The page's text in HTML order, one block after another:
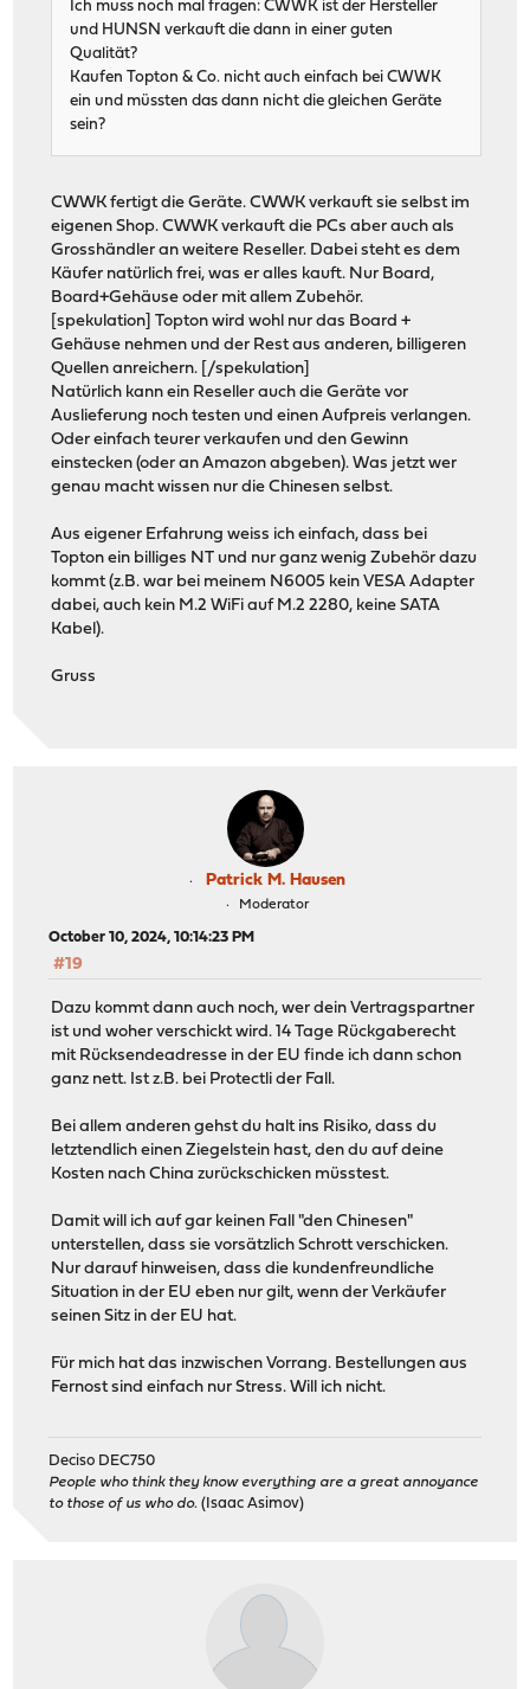
Ich muss noch mal fragen: CWWK ist der Hersteller
und HUNSN verkauft die dann in einer guten
Qualität?
Kaufen Topton & Co. nicht auch einfach bei CWWK
ein und müssten das dann nicht die gleichen Geräte
sein?
CWWK fertigt die Geräte. CWWK verkauft sie selbst im
eigenen Shop. CWWK verkauft die PCs aber auch als
Grosshändler an weitere Reseller. Dabei steht es dem
Käufer natürlich frei, was er alles kauft. Nur Board,
Board+Gehäuse oder mit allem Zubehör.
[spekulation] Topton wird wohl nur das Board +
Gehäuse nehmen und der Rest aus anderen, billigeren
Quellen anreichern. [/spekulation]
Natürlich kann ein Reseller auch die Geräte vor
Auslieferung noch testen und einen Aufpreis verlangen.
Oder einfach teurer verkaufen und den Gewinn
einstecken (oder an Amazon abgeben). Was jetzt wer
genau macht wissen nur die Chinesen selbst.
Aus eigener Erfahrung weiss ich einfach, dass bei
Topton ein billiges NT und nur ganz wenig Zubehör dazu
kommt (z.B. war bei meinem N6005 kein VESA Adapter
dabei, auch kein M.2 WiFi auf M.2 2280, keine SATA
Kabel).
Gruss
Patrick M. Hausen
Moderator
October 10, 2024, 10:14:23 PM
#19
Dazu kommt dann auch noch, wer dein Vertragspartner
ist und woher verschickt wird. 14 Tage Rückgaberecht
mit Rücksendeadresse in der EU finde ich dann schon
ganz nett. Ist z.B. bei Protectli der Fall.
Bei allem anderen gehst du halt ins Risiko, dass du
letztendlich einen Ziegelstein hast, den du auf deine
Kosten nach China zurückschicken müsstest.
Damit will ich auf gar keinen Fall "den Chinesen"
unterstellen, dass sie vorsätzlich Schrott verschicken.
Nur darauf hinweisen, dass die kundenfreundliche
Situation in der EU eben nur gilt, wenn der Verkäufer
seinen Sitz in der EU hat.
Für mich hat das inzwischen Vorrang. Bestellungen aus
Fernost sind einfach nur Stress. Will ich nicht.
Deciso DEC750
People who think they know everything are a great annoyance
to those of us who do. (Isaac Asimov)